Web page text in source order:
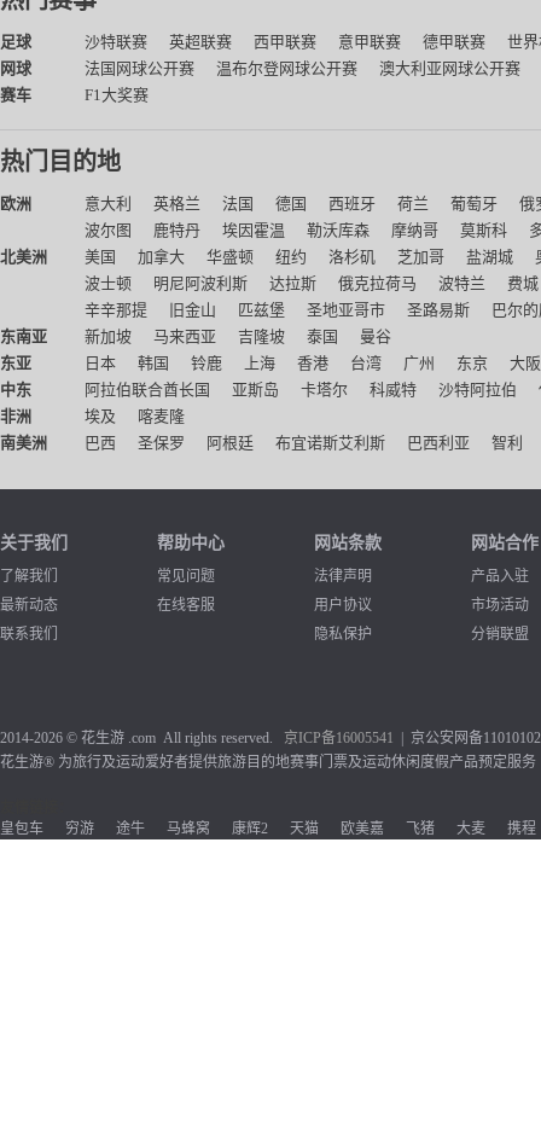
足球 沙特联赛 英超联赛 西甲联赛 意甲联赛 德甲联赛
世
网球
法国网球公开赛 温布尔登网球公开赛
澳大利亚网球公开赛
赛车
F1大奖赛
热门目的地
欧洲 意大利 英格兰 法国 德国 西班牙 荷兰 葡萄牙
俄
波尔图
鹿特丹 埃因霍温 勒沃库森 摩纳哥 莫斯科
北美洲
美国 加拿大 华盛顿 纽约 洛杉矶 芝加哥 盐湖城
波士顿
明尼阿波利斯 达拉斯 俄克拉荷马 波特兰
费城
辛辛那提
旧金山 匹兹堡 圣地亚哥市 圣路易斯
巴尔
东南亚
新加坡 马来西亚 吉隆坡 泰国
曼谷
东亚
日本 韩国 铃鹿 上海 香港 台湾 广州 东京
大阪
中东
阿拉伯联合酋长国 亚斯岛 卡塔尔 科威特 沙特阿拉伯
非洲
埃及
喀麦隆
南美洲
巴西 圣保罗 阿根廷 布宜诺斯艾利斯 巴西利亚 智利
关于我们
了解我们
最新动态
联系我们
帮助中心
常见问题
在线客服
网站条款
法律声明
用户协议
隐私保护
网站合作
产品入驻
市场活动
分销联盟
2014-2026 © 花生游 .com All rights reserved. 京ICP备16005541 | 京公安网备
花生游® 为旅行及运动爱好者提供旅游目的地赛事门票及运动休闲度假产品预定服务
皇包车
穷游 途牛 马蜂窝 康辉2 天猫 欧美嘉 飞猪 大麦 携程